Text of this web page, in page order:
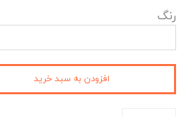
رنگ
افزودن به سبد خرید